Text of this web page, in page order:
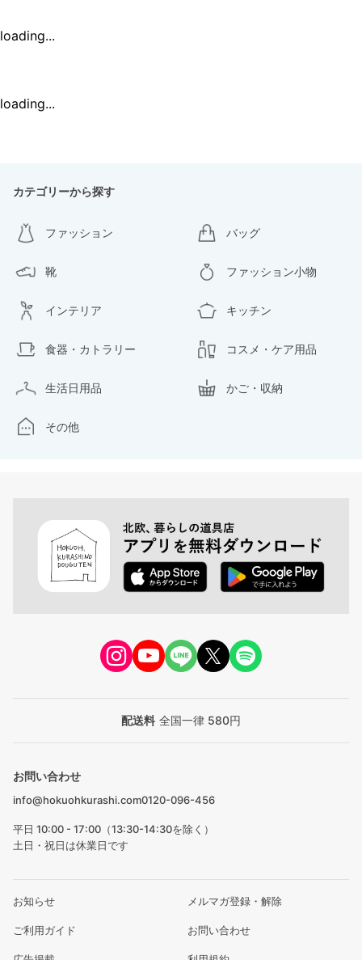
loading...
loading...
カテゴリーから探す
ファッション バッグ
靴 ファッション小物
インテリア キッチン
食器・カトラリー コスメ・ケア用品
生活日用品 かご・収納
その他
配送料 全国一律 580円
お問い合わせ
info@hokuohkurashi.com0120-096-456
平日 10:00 - 17:00（13:30-14:30を除く）
土日・祝日は休業日です
お知らせ メルマガ登録・解除
ご利用ガイド お問い合わせ